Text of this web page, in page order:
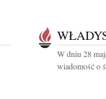
W dniu 28
wiadomość o